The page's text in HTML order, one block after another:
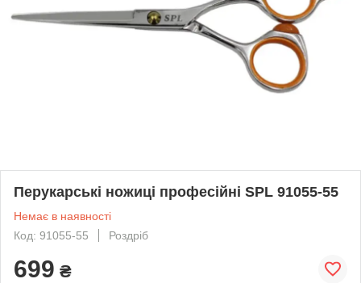
Перукарські ножиці професійні SPL 91055-55
Немає в наявності
Код: 91055-55
Роздріб
699 ₴